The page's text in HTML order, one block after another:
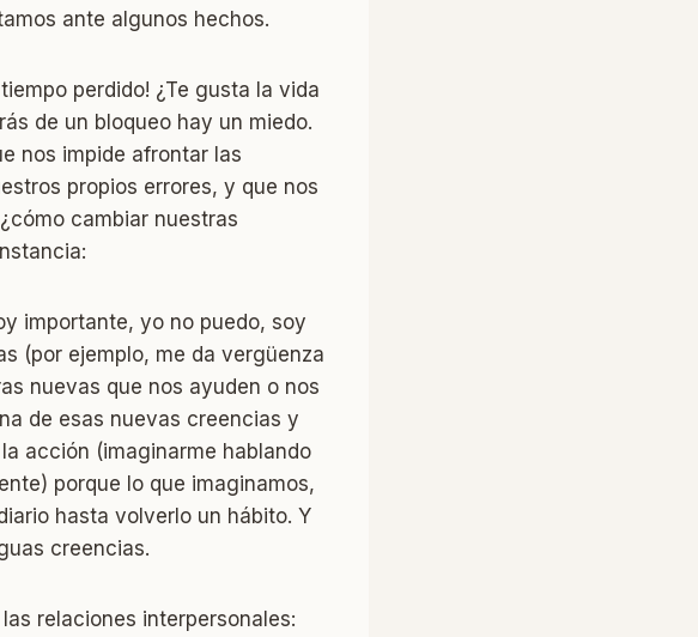
ante algunos hechos.
perdido! ¿Te gusta la vida
de un bloqueo hay un miedo.
nos impide afrontar las
propios errores, y que nos
cambiar nuestras
importante, yo no puedo, soy
(por ejemplo, me da vergüenza
nuevas que nos ayuden o nos
de esas nuevas creencias y
acción (imaginarme hablando
porque lo que imaginamos,
hasta volverlo un hábito. Y
creencias.
relaciones interpersonales: